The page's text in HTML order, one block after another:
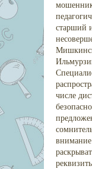
старший
числе